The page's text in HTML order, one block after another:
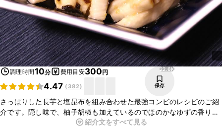
調理時間10分 費用目安300円
4.47 ( 382)
22.6K
保存
さっぱりした長芋と塩昆布を組み合わせた最強コンビのレシピのご紹
介です。隠し味で、柚子胡椒も加えているのでほのかなゆずの香りが
口の中に広がり、さっぱりと味わっていただけます。とても簡単なの
紹介文をすべて見る